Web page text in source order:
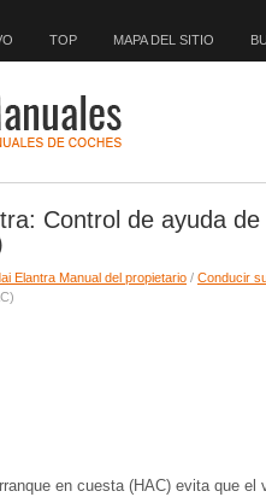
TOP MAPA DEL SITIO
Control de ayuda
Elantra Manual del propietario / Conducir
en cuesta (HAC) evita que